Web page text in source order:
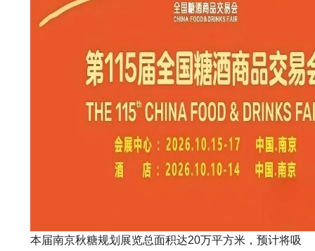
本届南京秋糖规划展览总面积达20万平方米，预计将吸